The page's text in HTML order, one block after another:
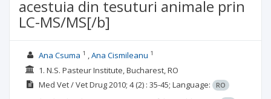
acestuia din tesuturi animale prin
LC-MS/MS[/b]
Ana Csuma 1 Ana Cismileanu 1
1. N.S. Pasteur Institute, Bucharest, RO
Med Vet / Vet Drug2010; 4(2) : 35-45; Language: RO